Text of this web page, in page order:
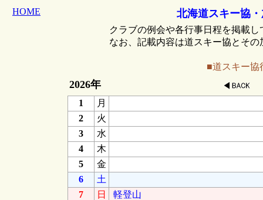
HOME 北海道スキー協
クラブの例会や各行事日程を掲載
なお、記載内容は道スキー協とそ
■道スキー協
2026年
1
月
2
火
3
水
4
木
5
金
6
土
7
日
軽登山